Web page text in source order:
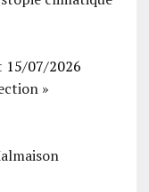
15/07/2026
»